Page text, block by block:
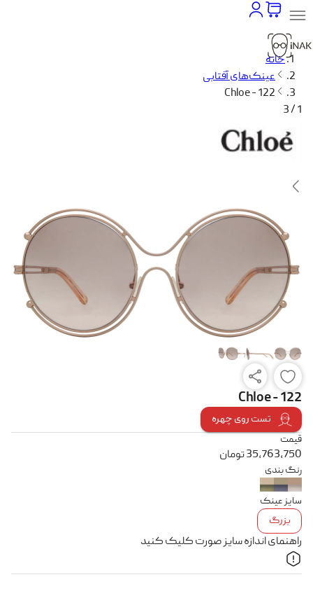
خانه
عینک‌های آفتابی
Chloe - 122
1 / 3
Chloe - 122
تست روی چهره
قیمت
35,763,750تومان
رنگ بندی
سایز عینک
بزرگ
راهنمای اندازه سایز صورت کلیک کنید